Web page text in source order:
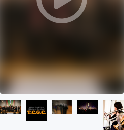
まちづくり・地域活性化